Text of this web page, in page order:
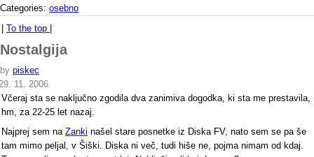
Categories: osebno
To the top
Nostalgija
by piskec
11. 2006
Včeraj sta se naključno zgodila dva zanimiva dogodka, ki sta me prestavila,
hm, za 22-25 let nazaj.
Najprej sem na Zanki našel stare posnetke iz Diska FV, nato sem se pa še
tam mimo peljal, v Šiški. Diska ni več, tudi hiše ne, pojma nimam od kdaj.